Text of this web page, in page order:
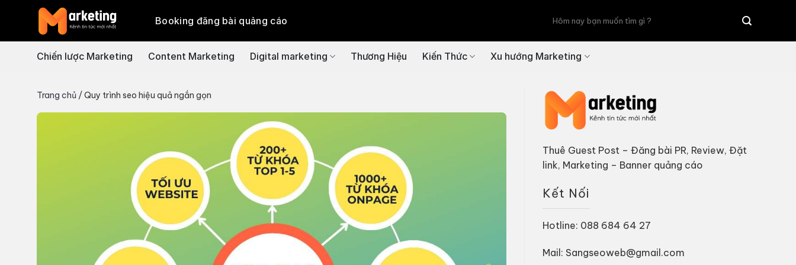
Booking đăng bài quảng cáo
Tìm
Chiến lược Marketing Content Marketing Digital marketing Thương Hiệu Kiến Thức Xu hướng Marketing
Trang chủ /Quy trình seo hiệu quả ngắn gọn
Thuê Guest Post – Đăng bài PR, Review, Đặt
link, Marketing – Banner quảng cáo
Kết Nối
Hotline: 088 684 64 27
Mail: Sangseoweb@gmail.com